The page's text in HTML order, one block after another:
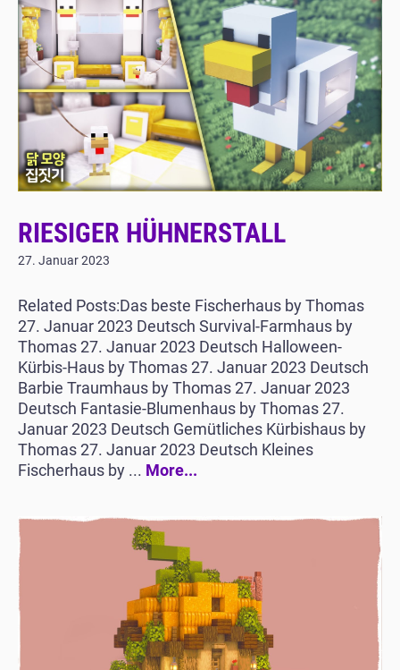
RIESIGER HÜHNERSTALL
27. Januar 2023
Related Posts:Das beste Fischerhaus by Thomas
27. Januar 2023 Deutsch Survival-Farmhaus by
Thomas 27. Januar 2023 Deutsch Halloween-
Kürbis-Haus by Thomas 27. Januar 2023 Deutsch
Barbie Traumhaus by Thomas 27. Januar 2023
Deutsch Fantasie-Blumenhaus by Thomas 27.
Januar 2023 Deutsch Gemütliches Kürbishaus by
Thomas 27. Januar 2023 Deutsch Kleines
Fischerhaus by ... More...